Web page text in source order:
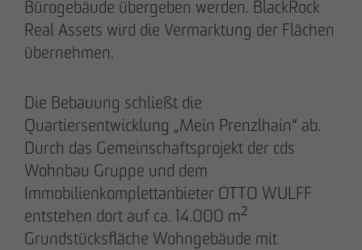
Bürogebäude übergeben werden. BlackRock
Real Assets wird die Vermarktung der Flächen
übernehmen.
Die Bebauung schließt die
Quartiersentwicklung „Mein Prenzlhain“ ab.
Durch das Gemeinschaftsprojekt der cds
Wohnbau Gruppe und dem
Immobilienkomplettanbieter OTTO WULFF
entstehen dort auf ca. 14.000 m²
Grundstücksfläche Wohngebäude mit
20.03.2026
9 Jahre nach Beginn des B-Plan-Verfahrens:
OTTO WULFF setzt symbolischen Spatenstich
für FRIEDRICHS VIER im Randelpark